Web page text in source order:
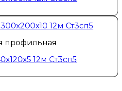
профильная
12м Ст3сп5